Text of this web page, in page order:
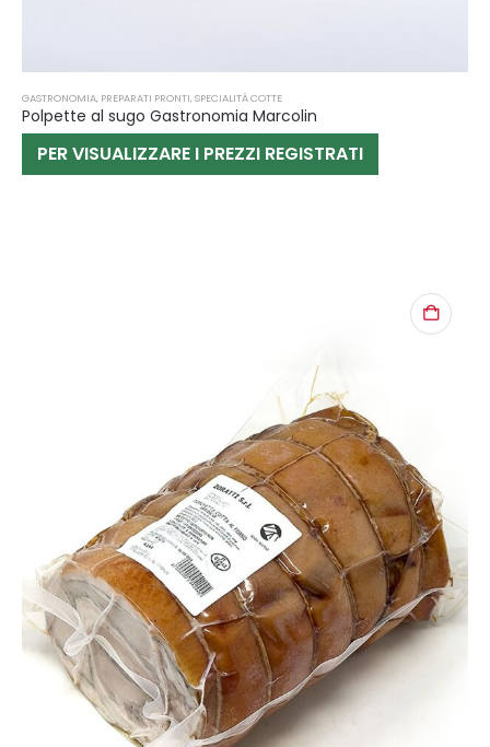
GASTRONOMIA, PREPARATI PRONTI, SPECIALITÀ COTTE
Polpette al sugo Gastronomia Marcolin
PER VISUALIZZARE I PREZZI REGISTRATI